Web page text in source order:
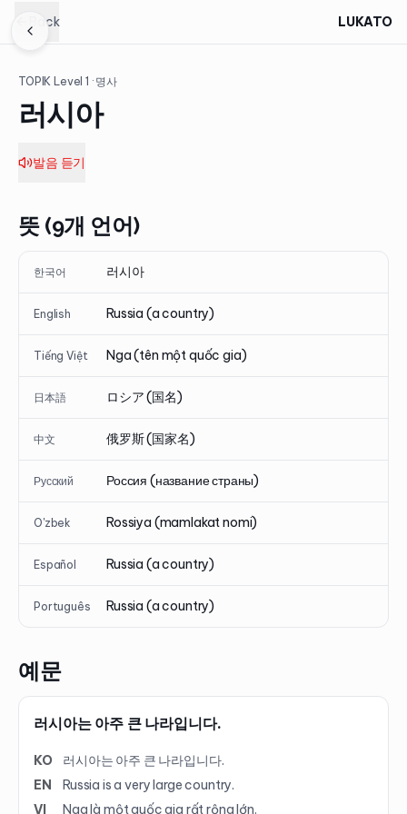
Back LUKATO
TOPIK Level1 · 명사
러시아
발음 듣기
뜻 (9개 언어)
한국어 러시아
English Russia (a country)
Tiếng Việt Nga (tên một quốc gia)
日本語 ロシア (国名)
中文 俄罗斯 (国家名)
Русский Россия (название страны)
O'zbek Rossiya (mamlakat nomi)
Español Russia (a country)
Português Russia (a country)
예문
러시아는 아주 큰 나라입니다.
KO
러시아는 아주 큰 나라입니다.
EN
Russia is a very large country.
VI
Nga là một quốc gia rất rộng lớn.